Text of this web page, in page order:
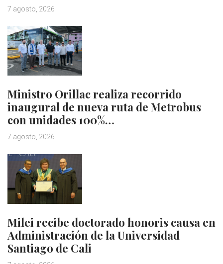
7 agosto, 2026
Ministro Orillac realiza recorrido
inaugural de nueva ruta de Metrobus
con unidades 100%…
7 agosto, 2026
Milei recibe doctorado honoris causa en
Administración de la Universidad
Santiago de Cali